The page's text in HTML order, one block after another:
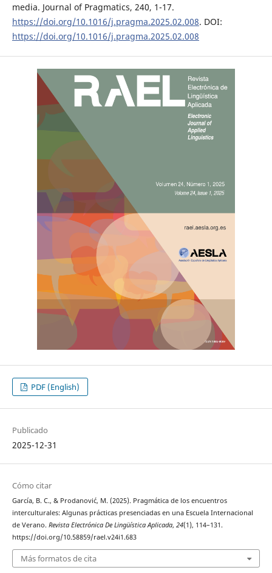
media. Journal of Pragmatics, 240, 1-17.
https://doi.org/10.1016/j.pragma.2025.02.008. DOI:
https://doi.org/10.1016/j.pragma.2025.02.008
PDF (English)
Publicado
2025-12-31
Cómo citar
García, B. C., & Prodanović, M. (2025). Pragmática de los encuentros
interculturales: Algunas prácticas presenciadas en una Escuela Internacional
de Verano. Revista Electrónica De Lingüística Aplicada, 24(1), 114–131.
https://doi.org/10.58859/rael.v24i1.683
Más formatos de cita